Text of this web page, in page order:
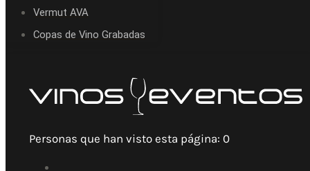
Vermut AVA
Copas de Vino Grabadas
Personas que han visto esta página: 0